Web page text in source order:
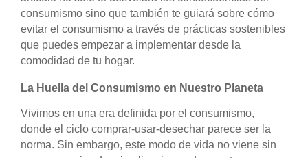
consumismo sino que también te guiará sobre cómo
evitar el consumismo a través de prácticas sostenibles
que puedes empezar a implementar desde la
comodidad de tu hogar.
La Huella del Consumismo en Nuestro Planeta
Vivimos en una era definida por el consumismo,
donde el ciclo comprar-usar-desechar parece ser la
norma. Sin embargo, este modo de vida no viene sin